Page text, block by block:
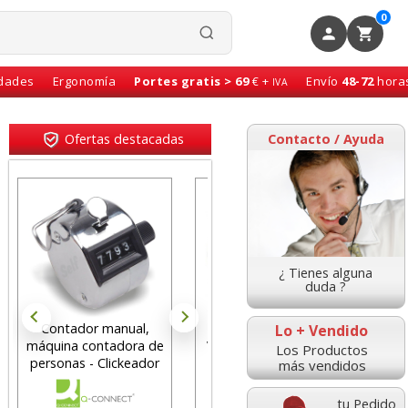
0
Ergonomía Portes gratis > 69€ + IVA Envío 48-72
Contacto / Ayuda
¿ Tienes alguna
duda ?
Lo + Vendido
Los Productos
más vendidos
tu Pedido
Ofertas destacadas
Contador manual,
máquina contadora de
personas - Clickeador
Alfombrilla Raton
Viscoelastica Memory
Foam Fellowes